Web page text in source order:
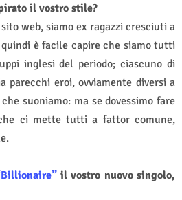
il vostro stile?
web, siamo ex ragazzi cresciuti a
quindi è facile capire che siamo tutti
inglesi del periodo; ciascuno di
parecchi eroi, ovviamente diversi a
suoniamo: ma se dovessimo fare
ci mette tutti a fattor comune,
il vostro nuovo singolo,